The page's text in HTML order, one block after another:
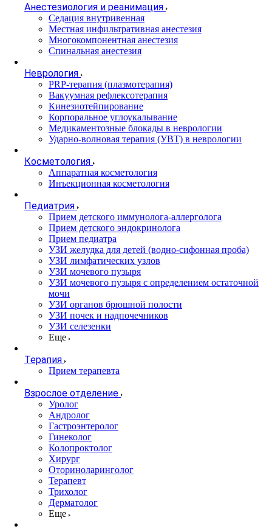
Анестезиология и реанимация
Cедация внутривенная
Местная инфильтративная анестезия
Многокомпонентная анестезия
Спинальная анестезия
Неврология
PRP-терапия (плазмотерапия)
Вакуумная рефлексотерапия
Кинезиотейпирование
Корпоральное углоукалывание
Медикаментозные блокады в неврологии
Ударно-волновая терапия (УВТ) в неврологии
Косметология
Аппаратная косметология
Инъекционная косметология
Педиатрия
Прием детского иммунолога-аллерголога
Прием детского эндокринолога
Прием педиатра
УЗИ желудка для детей (водно-сифонная проба)
УЗИ лимфатических узлов
УЗИ мочевого пузыря
УЗИ мочевого пузыря с определением остаточной
мочи
УЗИ органов брюшной полости
УЗИ почек и надпочечников
УЗИ селезенки
Еще
Терапия
Прием терапевта
Взрослое отделение
Уролог
Андролог
Гастроэнтеролог
Гинеколог
Колопроктолог
Хирург
Оториноларинголог
Терапевт
Трихолог
Дерматолог
Еще